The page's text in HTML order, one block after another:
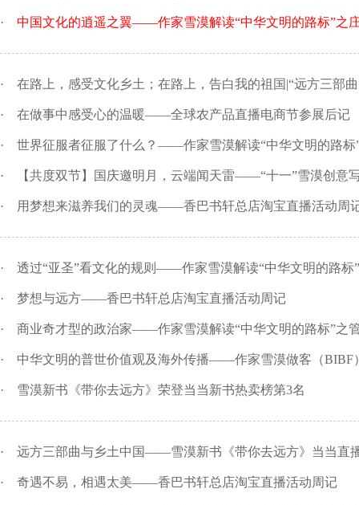
· 中国文化的逍遥之翼——作家雪漠解读“中华文明的路标”之
· 在路上，感受文化乡土；在路上，告白我的祖国|“远方三部
· 在做事中感受心的温暖——全球农产品直播电商节参展后记
· 世界征服者征服了什么？——作家雪漠解读“中华文明的路标
· 【共度双节】国庆邀明月，云端闻天雷——“十一”雪漠创意
· 用梦想来滋养我们的灵魂——香巴书轩总店淘宝直播活动周
· 透过“亚圣”看文化的规则——作家雪漠解读“中华文明的路标
· 梦想与远方——香巴书轩总店淘宝直播活动周记
· 商业奇才型的政治家——作家雪漠解读“中华文明的路标”之
· 中华文明的普世价值观及海外传播——作家雪漠做客（BIBF
· 雪漠新书《带你去远方》荣登当当新书热卖榜第3名
· 远方三部曲与乡土中国——雪漠新书《带你去远方》当当直
· 奇遇不易，相遇太美——香巴书轩总店淘宝直播活动周记